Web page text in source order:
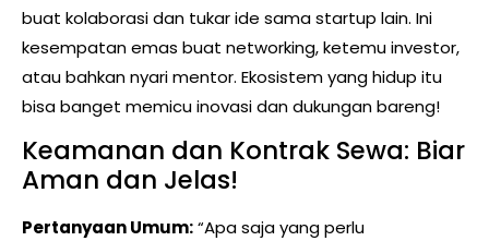
buat kolaborasi dan tukar ide sama startup lain. Ini
kesempatan emas buat networking, ketemu investor,
atau bahkan nyari mentor. Ekosistem yang hidup itu
bisa banget memicu inovasi dan dukungan bareng!
Keamanan dan Kontrak Sewa: Biar
Aman dan Jelas!
Pertanyaan Umum:“Apa saja yang perlu